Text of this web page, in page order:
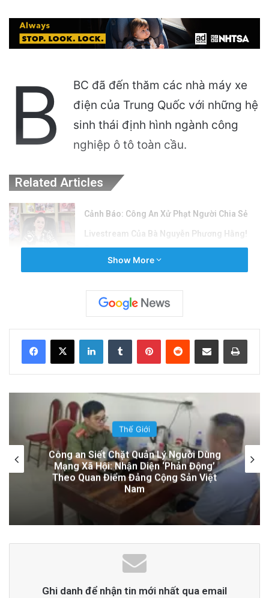
B
BC đã đến thăm các nhà máy xe
điện của Trung Quốc với những hệ
sinh thái định hình ngành công
nghiệp ô tô toàn cầu.
Related Articles
Cảnh Báo: Công An Xử Phạt Người Chia Sẻ
Livestream Của Bà Nguyễn Phương Hằng!
7 hours ago
Người Theo Dõi Nguyễn Phương Hằng Tại
Việt Nam!
20 hours ago
Đọc thêmRead More
Show More
LinkedInTumblr PinterestReddit Share via Email Print
Thế Giới
Cán bộ Việt Nam bị tố cáo tấn công tình
dục hai nữ phục vụ tại New Zealand trước
chuyến thăm của Thủ tướng Chính
Ghi danh để nhận tin mới nhất qua email